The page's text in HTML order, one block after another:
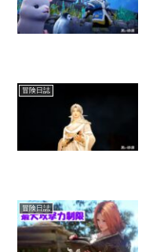
冒険日誌
冒険日誌